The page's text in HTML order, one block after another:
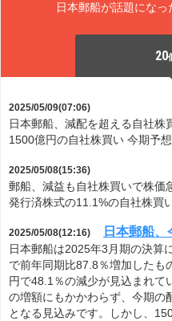
日本郵船が話題になっ
20
2025/05/09(07:06)
日本郵船、減配を超える自社
1500億円の自社株買い 今期予
2025/05/08(15:36)
郵船、減益も自社株買いで株価
発行済株式の11.1%の自社株買
2025/05/08(12:16) 日本郵船
日本郵船は2025年3月期の決算
で前年同期比87.8％増加したも
円で48.1％の減少が見込まれて
の増額にもかかわらず、今期の
となる見込みです。しかし、